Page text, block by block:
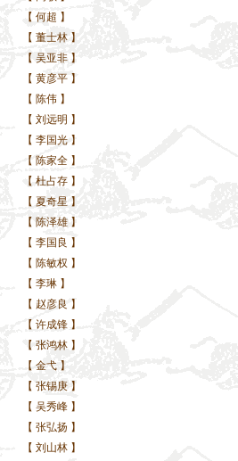
【 何超 】
【 董士林 】
【 吴亚非 】
【 黄彦平 】
【 陈伟 】
【 刘远明 】
【 李国光 】
【 陈家全 】
【 杜占存 】
【 夏奇星 】
【 陈泽雄 】
【 李国良 】
【 陈敏权 】
【 李琳 】
【 赵彦良 】
【 许成锋 】
【 张鸿林 】
【 金弋 】
【 张锡庚 】
【 吴秀峰 】
【 张弘扬 】
【 刘山林 】